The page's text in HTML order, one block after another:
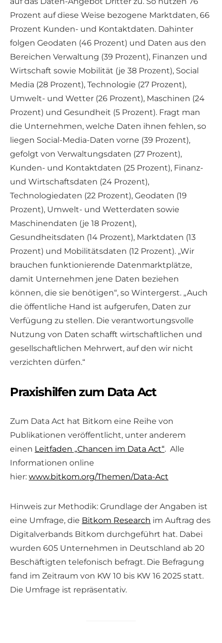
Prozent auf diese Weise bezogene Marktdaten, 66
Prozent Kunden- und Kontaktdaten. Dahinter
folgen Geodaten (46 Prozent) und Daten aus den
Bereichen Verwaltung (39 Prozent), Finanzen und
Wirtschaft sowie Mobilität (je 38 Prozent), Social
Media (28 Prozent), Technologie (27 Prozent),
Umwelt- und Wetter (26 Prozent), Maschinen (24
Prozent) und Gesundheit (5 Prozent). Fragt man
die Unternehmen, welche Daten ihnen fehlen, so
liegen Social-Media-Daten vorne (39 Prozent),
gefolgt von Verwaltungsdaten (27 Prozent),
Kunden- und Kontaktdaten (25 Prozent), Finanz-
und Wirtschaftsdaten (24 Prozent),
Technologiedaten (22 Prozent), Geodaten (19
Prozent), Umwelt- und Wetterdaten sowie
Maschinendaten (je 18 Prozent),
Gesundheitsdaten (14 Prozent), Marktdaten (13
Prozent) und Mobilitätsdaten (12 Prozent). „Wir
brauchen funktionierende Datenmarktplätze,
damit Unternehmen jene Daten beziehen
können, die sie benötigen“, so Wintergerst. „Auch
die öffentliche Hand ist aufgerufen, Daten zur
Verfügung zu stellen. Die verantwortungsvolle
Nutzung von Daten schafft wirtschaftlichen und
gesellschaftlichen Mehrwert, auf den wir nicht
verzichten dürfen.“
Praxishilfen zum Data Act
Zum Data Act hat Bitkom eine Reihe von
Publikationen veröffentlicht, unter anderem
einen Leitfaden „Chancen im Data Act“. Alle
Informationen online
hier: www.bitkom.org/Themen/Data-Act
Hinweis zur Methodik: Grundlage der Angaben ist
eine Umfrage, die Bitkom Research im Auftrag des
Digitalverbands Bitkom durchgeführt hat. Dabei
wurden 605 Unternehmen in Deutschland ab 20
Beschäftigten telefonisch befragt. Die Befragung
fand im Zeitraum von KW 10 bis KW 16 2025 statt.
Die Umfrage ist repräsentativ.